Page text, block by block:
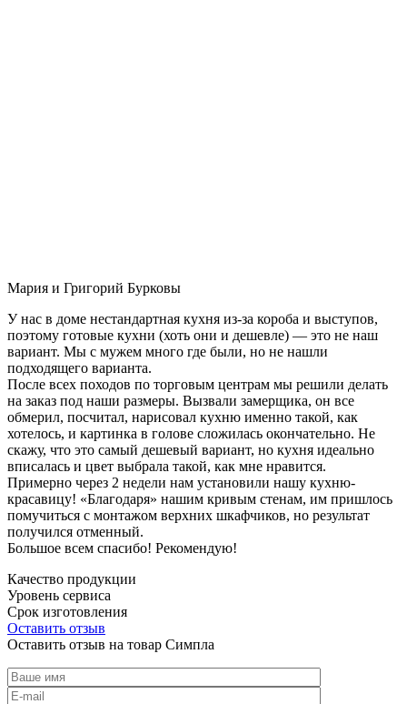
Мария и Григорий Бурковы
У нас в доме нестандартная кухня из-за короба и выступов,
поэтому готовые кухни (хоть они и дешевле) — это не наш
вариант. Мы с мужем много где были, но не нашли
подходящего варианта.
После всех походов по торговым центрам мы решили делать
на заказ под наши размеры. Вызвали замерщика, он все
обмерил, посчитал, нарисовал кухню именно такой, как
хотелось, и картинка в голове сложилась окончательно. Не
скажу, что это самый дешевый вариант, но кухня идеально
вписалась и цвет выбрала такой, как мне нравится.
Примерно через 2 недели нам установили нашу кухню-
красавицу! «Благодаря» нашим кривым стенам, им пришлось
помучиться с монтажом верхних шкафчиков, но результат
получился отменный.
Большое всем спасибо! Рекомендую!
Качество продукции
Уровень сервиса
Срок изготовления
Оставить отзыв
Оставить отзыв на товар Симпла